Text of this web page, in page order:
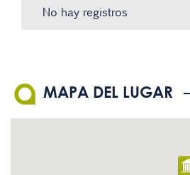
No hay registros
MAPA DEL LUGAR